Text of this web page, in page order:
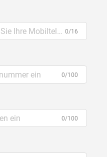
0/16
0/100
0/100